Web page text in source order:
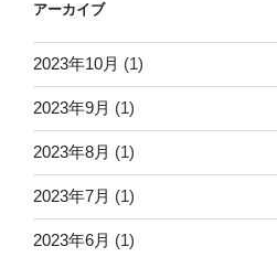
アーカイブ
2023年10月 (1)
2023年9月 (1)
2023年8月 (1)
2023年7月 (1)
2023年6月 (1)